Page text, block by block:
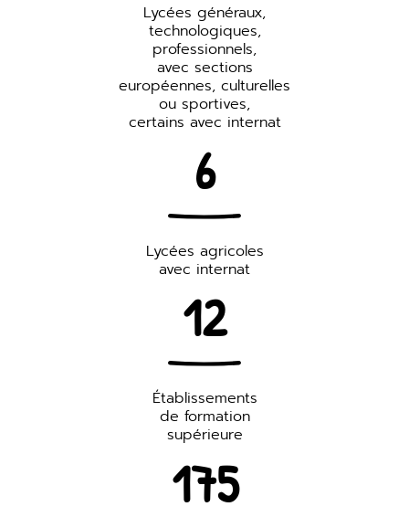
Lycées généraux,
technologiques,
professionnels,
avec sections
européennes, culturelles
ou sportives,
certains avec internat
6
Lycées agricoles
avec internat
12
Établissements
de formation
supérieure
175